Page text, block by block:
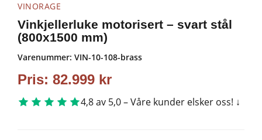
VINORAGE
Vinkjellerluke motorisert – svart stål
(800x1500 mm)
Varenummer: VIN-10-108-brass
Pris: 82.999 kr
4,8 av 5,0 – Våre kunder elsker oss!